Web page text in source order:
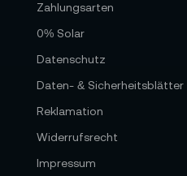
Zahlungsarten
0% Solar
Datenschutz
Daten- & Sicherheitsblätter
Reklamation
Widerrufsrecht
Impressum